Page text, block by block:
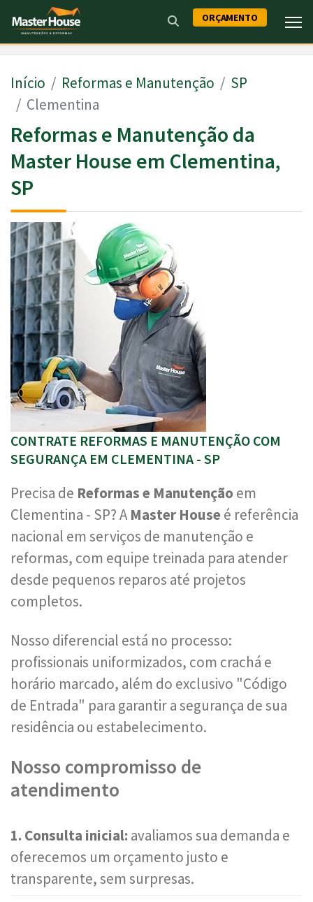
ORÇAMENTO
Início Reformas e Manutenção
SP
Clementina
Reformas e Manutenção da
Master House em Clementina,
SP
CONTRATE REFORMAS E MANUTENÇÃO COM
SEGURANÇA EM CLEMENTINA - SP
Precisa de Reformas e Manutenção em
Clementina - SP? AMaster House é referência
nacional em serviços de manutenção e
reformas, com equipe treinada para atender
desde pequenos reparos até projetos
completos.
Nosso diferencial está no processo:
profissionais uniformizados, com crachá e
horário marcado, além do exclusivo "Código
de Entrada" para garantir a segurança de sua
residência ou estabelecimento.
Nosso compromisso de
atendimento
1. Consulta inicial: avaliamos sua demanda e
oferecemos um orçamento justo e
transparente, sem surpresas.